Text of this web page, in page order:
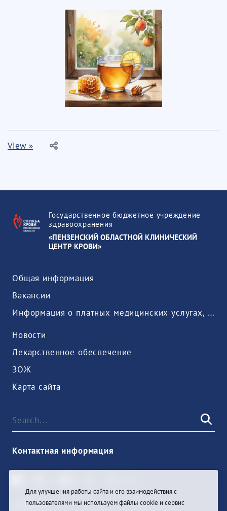
View »
Государственное бюджетное учреждение
здравоохранения
«ПЕНЗЕНСКИЙ ОБЛАСТНОЙ КЛИНИЧЕСКИЙ
ЦЕНТР КРОВИ»
Общая информация
Вакансии
Информация о платных медицинских услугах, предоставляемых медицинской организацией
Новости
Лекарственное обеспечение
ЗОЖ
Карта сайта
Контактная информация
Sign In
Для улучшения работы сайта и его взаимодействия с
пользователями мы используем файлы cookie и сервис